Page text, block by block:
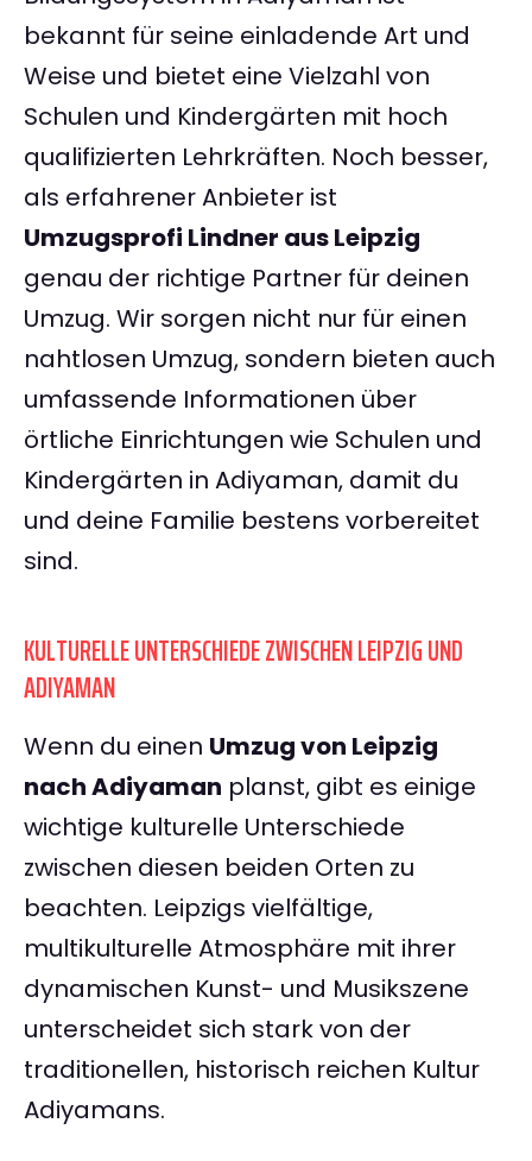
bekannt für seine einladende Art und
Weise und bietet eine Vielzahl von
Schulen und Kindergärten mit hoch
qualifizierten Lehrkräften. Noch besser,
als erfahrener Anbieter ist
Umzugsprofi Lindner aus Leipzig
genau der richtige Partner für deinen
Umzug. Wir sorgen nicht nur für einen
nahtlosen Umzug, sondern bieten auch
umfassende Informationen über
örtliche Einrichtungen wie Schulen und
Kindergärten in Adiyaman, damit du
und deine Familie bestens vorbereitet
sind.
KULTURELLE UNTERSCHIEDE ZWISCHEN LEIPZIG UND
ADIYAMAN
Wenn du einen Umzug von Leipzig
nach Adiyaman planst, gibt es einige
wichtige kulturelle Unterschiede
zwischen diesen beiden Orten zu
beachten. Leipzigs vielfältige,
multikulturelle Atmosphäre mit ihrer
dynamischen Kunst- und Musikszene
unterscheidet sich stark von der
traditionellen, historisch reichen Kultur
Adiyamans.